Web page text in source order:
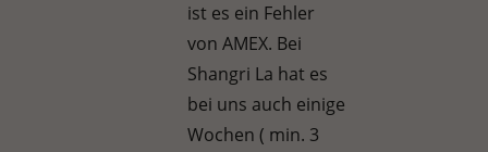
ist es ein Fehler
von AMEX. Bei
Shangri La hat es
bei uns auch einige
Wochen ( min. 3